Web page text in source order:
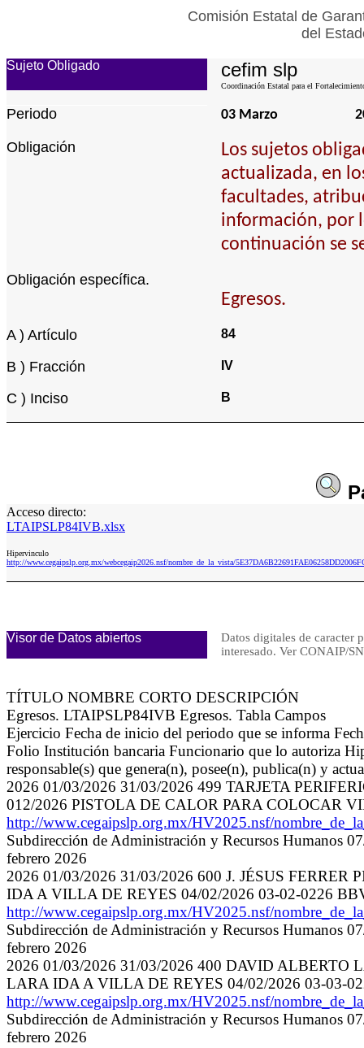
Comisión Estatal de
del
Sujeto Obligado cefim slp
Coordinación Estatal para el
Periodo 03 Marzo
Obligación
Los sujetos
actualizada, en
facultades,
información, por
continuación se
Obligación específica.
Egresos.
A ) Artículo 84
B ) Fracción IV
C ) Inciso B
Acceso directo:
LTAIPSLP84IVB.xlsx
Hipervinculo
http://www.cegaipslp.org.mx/webcegaip2026.nsf/nombre_de_la_vista/
Visor de Datos abiertos
Datos digitales de caracter
interesado. Ver CONAIP/
TÍTULO NOMBRE CORTO DESCRIPCIÓN
Egresos. LTAIPSLP84IVB Egresos. Tabla Campos
Ejercicio Fecha de inicio del periodo que se informa
Folio Institución bancaria Funcionario que lo autoriza
responsable(s) que genera(n), posee(n), publica(n) y
2026 01/03/2026 31/03/2026 499 TARJETA
012/2026 PISTOLA DE CALOR PARA COLOCAR
http://www.cegaipslp.org.mx/HV2025.nsf/
Subdirección de Administración y Recursos Humanos
febrero 2026
2026 01/03/2026 31/03/2026 600 J. JÉSUS FERRER
IDA A VILLA DE REYES 04/02/2026 03-02-0226
http://www.cegaipslp.org.mx/HV2025.nsf/
Subdirección de Administración y Recursos Humanos
febrero 2026
2026 01/03/2026 31/03/2026 400 DAVID ALBERTO
LARA IDA A VILLA DE REYES 04/02/2026 03-03-
http://www.cegaipslp.org.mx/HV2025.nsf/
Subdirección de Administración y Recursos Humanos
febrero 2026